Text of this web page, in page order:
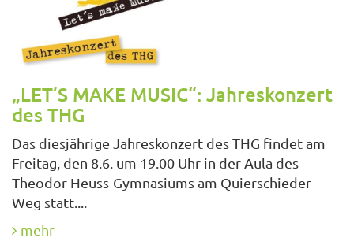
„LET’S MAKE MUSIC“: Jahreskonzert
des THG
Das diesjährige Jahreskonzert des THG findet am
Freitag, den 8.6. um 19.00 Uhr in der Aula des
Theodor-Heuss-Gymnasiums am Quierschieder
Weg statt....
mehr